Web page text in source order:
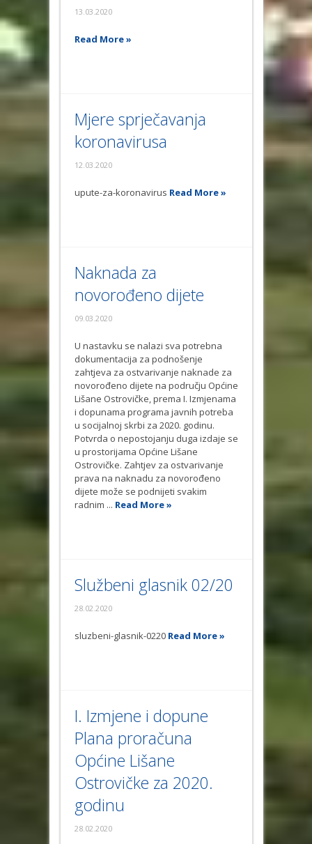
13.03.2020
Read More »
Mjere sprječavanja
koronavirusa
12.03.2020
upute-za-koronavirus Read More »
Naknada za
novorođeno dijete
09.03.2020
U nastavku se nalazi sva potrebna
dokumentacija za podnošenje
zahtjeva za ostvarivanje naknade za
novorođeno dijete na području Općine
Lišane Ostrovičke, prema I. Izmjenama
i dopunama programa javnih potreba
u socijalnoj skrbi za 2020. godinu.
Potvrda o nepostojanju duga izdaje se
u prostorijama Općine Lišane
Ostrovičke. Zahtjev za ostvarivanje
prava na naknadu za novorođeno
dijete može se podnijeti svakim
radnim ... Read More »
Službeni glasnik 02/20
28.02.2020
sluzbeni-glasnik-0220 Read More »
I. Izmjene i dopune
Plana proračuna
Općine Lišane
Ostrovičke za 2020.
godinu
28.02.2020